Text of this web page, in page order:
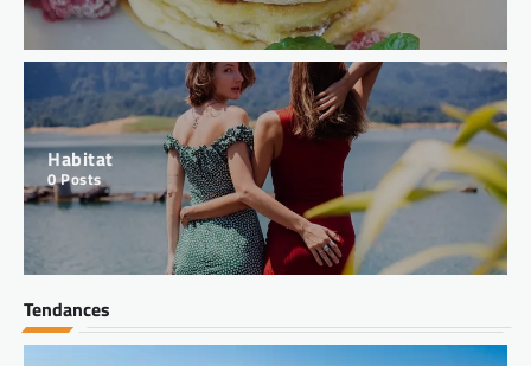
Habitat
0Posts
Tendances
artificielle et technologies vertes représente
aujourd’hui l’un des territoires les plus
prometteurs pour les investisseurs avisés.
Ces secteurs connaissent une croissance…
TENDANCES ENTREPRISES FRANÇAISES
PME : 5 innovations écologiques
pour s’adapter efficacement au
changement climatique
se réinventer pour continuer à prospérer. Les
enjeux environnementaux ne concernent plus